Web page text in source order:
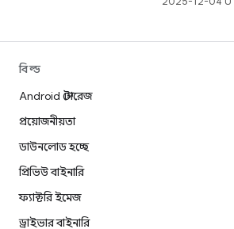
বিল্ড
Android স্টোরেজ
প্রয়োজনীয়তা
ডাউনলোড হচ্ছে
প্রিভিউ বাইনারি
ফ্যাক্টরি ইমেজ
ড্রাইভার বাইনারি